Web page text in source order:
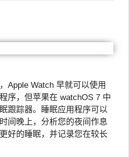
Apple Watch 早就可以使用
序，但苹果在 watchOS 7 中
跟踪器。睡眠应用程序可以
间晚上，分析您的夜间作息
好的睡眠，并记录您在较长